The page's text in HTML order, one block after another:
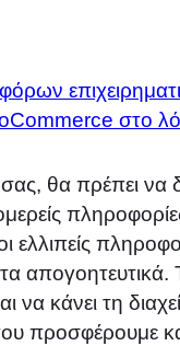
θα πρέπει να
ελλιπείς
να κάνει τη
προσφέρουμε